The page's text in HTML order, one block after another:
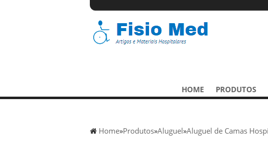
HOME PRODUTOS
Home»Produtos»Aluguel»Aluguel de Camas